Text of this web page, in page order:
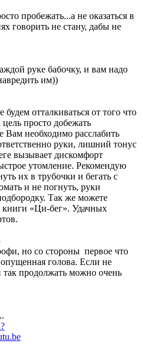
пробежать...а не оказаться в
говорить не стану, дабы не
руке бабочку, и вам надо
им))
отталкиваться от того что
просто добежать
необходимо расслабить
руки, лишний тонус
вызывает дискомфорт
утомление. Рекомендую
их в трубочки и бегать с
и не погнуть, руки
Так же можете
книги «Ци-бег». Удачных
но со стороны первое что
опущенная голова. Если не
продолжать можно очень